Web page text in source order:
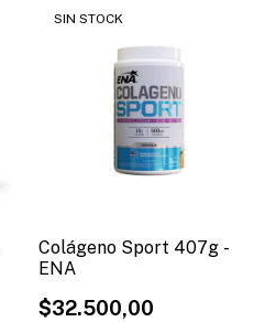
SIN STOCK
Colágeno Sport 407g -
ENA
$32.500,00